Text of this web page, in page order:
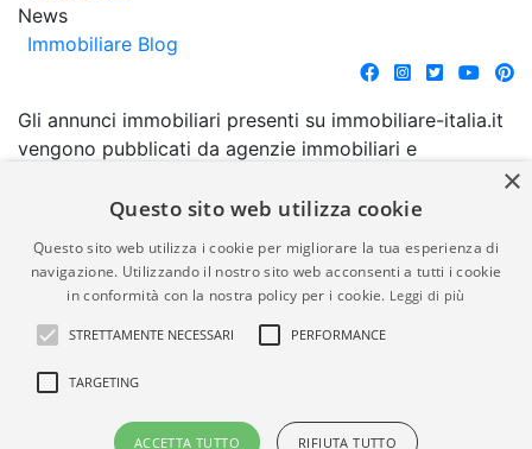
News
Immobiliare Blog
Gli annunci immobiliari presenti su immobiliare-italia.it
vengono pubblicati da agenzie immobiliari e
comporta l'approvazione o l'avallo da parte di
garanzia da parte di quest'ultima. immobiliare-italia.it
quindi non è responsabile della veridicità, della
correttezza, della completezza, della normativa in
materia di privacy e/o di alcun altro aspetto dei
suddetti annunci.
© Copyright 2007 - 2026
Powered by
×
Questo sito web utilizza cookie
Questo sito web utilizza i cookie per migliorare la tua esperienza di
navigazione. Utilizzando il nostro sito web acconsenti a tutti i cookie
in conformità con la nostra policy per i cookie. Leggi di più
STRETTAMENTE NECESSARI PERFORMANCE
TARGETING
ACCETTA TUTTO RIFIUTA TUTTO